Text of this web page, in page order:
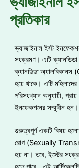
প্রতিকার
ভ্যাজাইনাল ইস্ট
সংক্রমণ। এটি
ক্যানডিডা
হয়ে থাকে। এটি
পরিসংখ্যান অনুযায়ী,
ইনফেকশনের সম্মুখীন হন।
গুরুত্বপূর্ণ একটি বিষয়
রোগ (Sexually
হয় না। তবে, ইস্টের